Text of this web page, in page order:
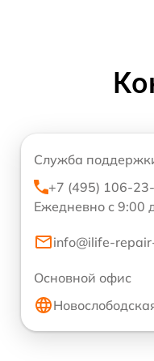
Служба
+7 (495) 106-
Ежедневно с 9:00
info@ilife-
Основной офис